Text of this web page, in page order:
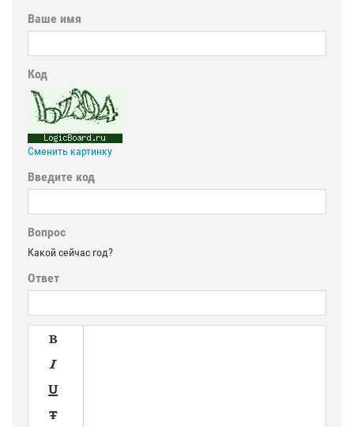
Ваше имя
Код
Сменить картинку
Введите код
Вопрос
Какой сейчас год?
Ответ



